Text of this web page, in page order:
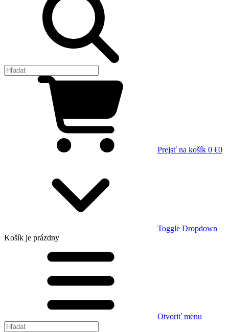
Prejsť na košík 0 €0
Toggle Dropdown
Košík je prázdny
Otvoriť menu